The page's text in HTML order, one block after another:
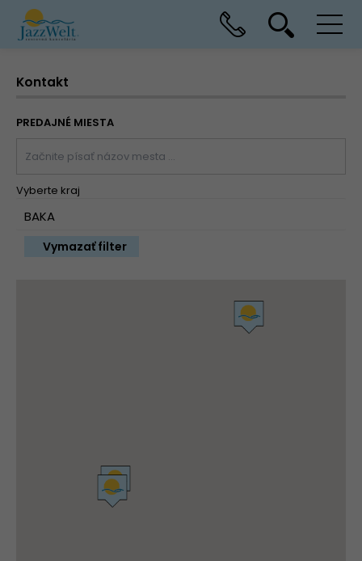
Kontakt
PREDAJNÉ MIESTA
Vyberte kraj
Vymazať filter